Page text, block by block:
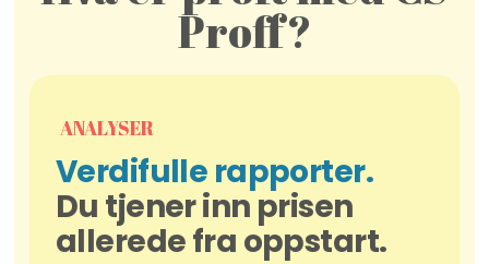
Proff?
ANALYSER
Verdifulle rapporter.
Du tjener inn prisen
allerede fra oppstart.